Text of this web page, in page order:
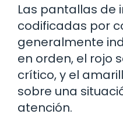
Las pantallas de
codificadas por
generalmente
en orden, el rojo
crítico, y el
sobre una
atención.